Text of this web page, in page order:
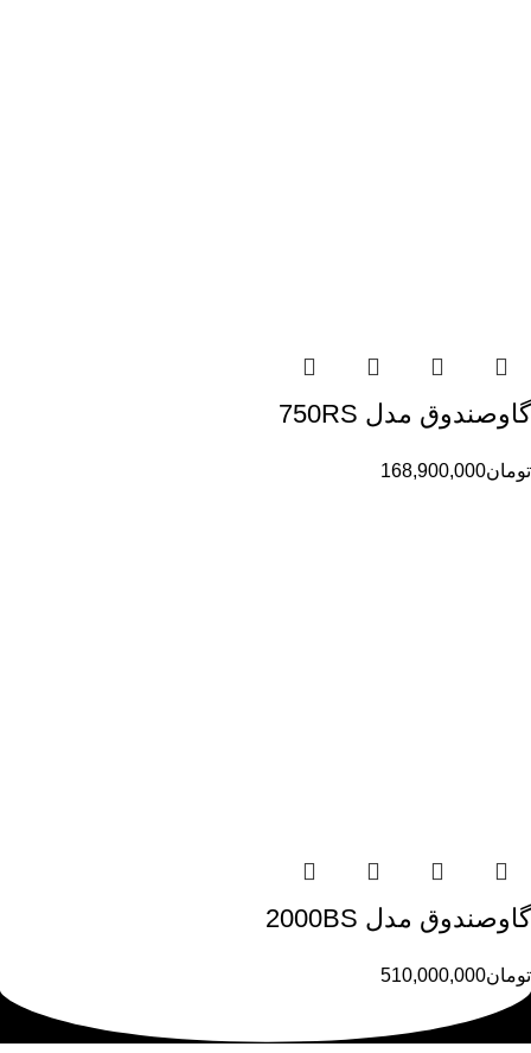
گاوصندوق مدل 750RS
تومان168,900,000
گاوصندوق مدل 2000BS
تومان510,000,000